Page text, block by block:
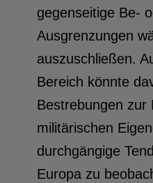
gegenseitige Be-
Ausgrenzungen
auszuschließen.
Bereich könnte
Bestrebungen zur
militärischen
durchgängige
Europa zu